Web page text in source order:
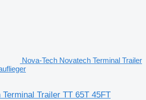
Nova-Tech Novatech Terminal Trailer
Trailer TT 65T 45FT